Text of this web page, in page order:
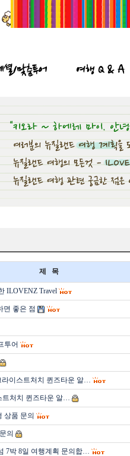
셜/맞춤투어 여행 Q & A
제 목
ILOVENZ Travel
면 좋은 점
투어
라이스트처치 퀸즈타운 알…
트처치 퀸즈타운 알…
상품 문의
의
7박 8일 여행계획 문의합…